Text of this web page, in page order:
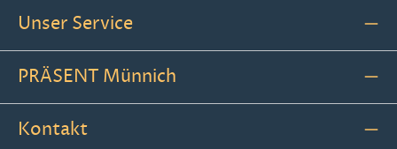
Unser Service
PRÄSENT Münnich
Kontakt